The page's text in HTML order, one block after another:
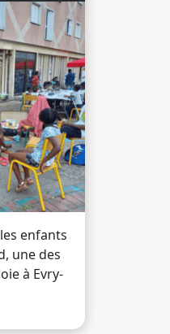
enfants
une des
à Evry-